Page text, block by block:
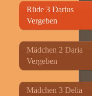
Rüde 3 Darius
Vergeben
Mädchen 2 Daria
Vergeben
Mädchen 3 Delia